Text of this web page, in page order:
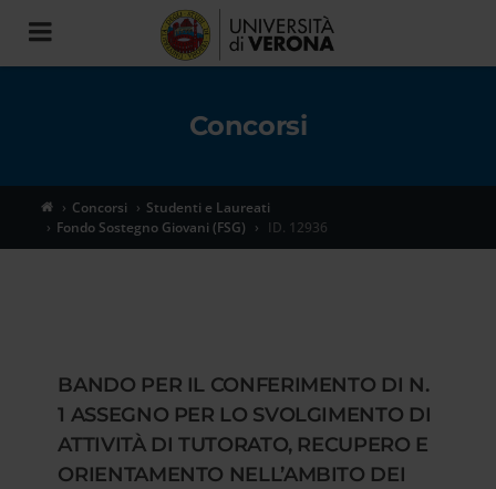
Toggle
navigation
Concorsi
Concorsi
Studenti e Laureati
Fondo Sostegno Giovani (FSG)
ID. 12936
BANDO PER IL CONFERIMENTO DI N.
1 ASSEGNO PER LO SVOLGIMENTO DI
ATTIVITÀ DI TUTORATO, RECUPERO E
ORIENTAMENTO NELL’AMBITO DEI